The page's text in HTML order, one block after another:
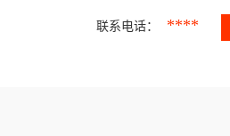
联系电话： ****